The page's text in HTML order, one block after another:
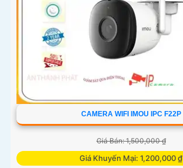
CAMERA WIFI IMOU IPC F22P
Giá Bán: 1,500,000 ₫
Giá Khuyến Mại: 1,200,000 ₫